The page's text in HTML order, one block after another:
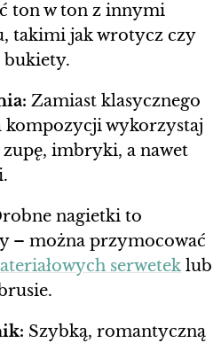
ton w ton z innymi
takimi jak wrotycz czy
bukiety.
Zamiast klasycznego
kompozycji wykorzystaj
imbryki, a nawet
nagietki to
– można przymocować
serwetek lub
Szybką, romantyczną